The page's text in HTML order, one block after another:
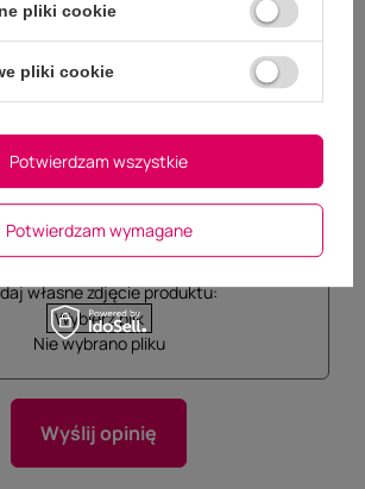
własne zdjęcie produktu:
Wybierz plik
Nie wybrano pliku
Wyślij opinię
pliki cookie
pliki cookie
Potwierdzam wymagane
Potwierdzam wszystkie